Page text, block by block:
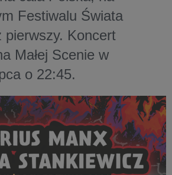
Festiwalu Świata
pierwszy. Koncert
Małej Scenie w
o 22:45.